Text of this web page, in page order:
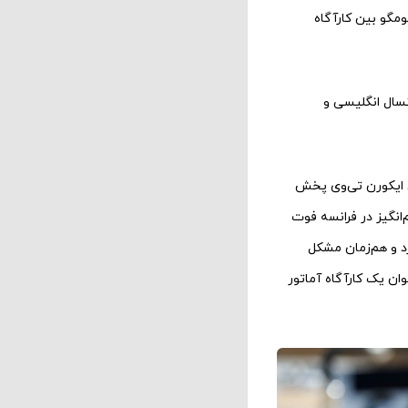
بین کارآگاه
انگلیسی و
آمریکایی ایکورن تی‌وی پخش
در فرانسه فوت
و هم‌زمان مشکل
یک کارآگاه آماتور